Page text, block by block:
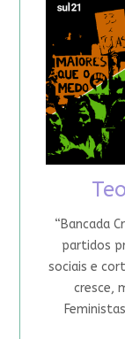
“Bancada
partidos
sociais e
cresce,